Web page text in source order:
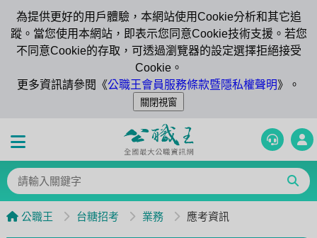
為提供更好的用戶體驗，本網站使用Cookie分析和其它追
蹤。當您使用本網站，即表示您同意Cookie技術支援。若您
不同意Cookie的存取，可透過瀏覽器的設定選擇拒絕接受
Cookie。
更多資訊請參閱《公職王會員服務條款暨隱私權聲明》。
公職王 台糖招考 業務 應考資訊